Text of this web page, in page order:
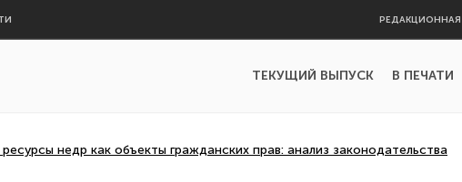
РЕДАКЦИОННАЯ
ТЕКУЩИЙ ВЫПУСК В ПЕЧАТИ
недр как объекты гражданских прав: анализ законодательства